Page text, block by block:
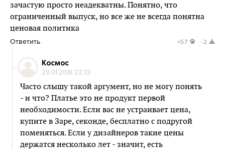
зачастую просто неадекватны. Понятно, что
ограниченный выпуск, но все же не всегда понятна
ценовая политика
Ответить +57 -2
Космос
29.01.2018 23:32
Часто слышу такой аргумент, но не могу понять
- и что? Платье это не продукт первой
необходимости. Если вас не устраивает цена,
купите в Заре, секонде, бесплатно с подругой
поменяться. Если у дизайнеров такие цены
держатся несколько лет - значит, есть